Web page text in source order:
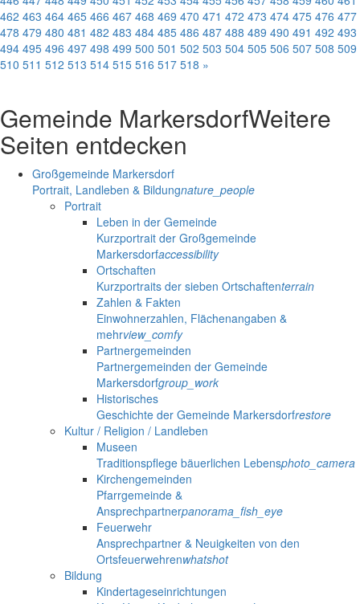
462 463 464 465 466 467 468 469 470 471 472 473 474 475 476 477
478 479 480 481 482 483 484 485 486 487 488 489 490 491 492 493
494 495 496 497 498 499 500 501 502 503 504 505 506 507 508 509
510 511 512 513 514 515 516 517 518 »
Gemeinde MarkersdorfWeitere
Seiten entdecken
Großgemeinde Markersdorf
Portrait, Landleben & Bildungnature_people
Portrait
Leben in der Gemeinde
Kurzportrait der Großgemeinde
Markersdorfaccessibility
Ortschaften
Kurzportraits der sieben Ortschaftenterrain
Zahlen & Fakten
Einwohnerzahlen, Flächenangaben &
mehrview_comfy
Partnergemeinden
Partnergemeinden der Gemeinde
Markersdorfgroup_work
Historisches
Geschichte der Gemeinde Markersdorfrestore
Kultur / Religion / Landleben
Museen
Traditionspflege bäuerlichen Lebensphoto_camera
Kirchengemeinden
Pfarrgemeinde &
Ansprechpartnerpanorama_fish_eye
Feuerwehr
Ansprechpartner & Neuigkeiten von den
Ortsfeuerwehrenwhatshot
Bildung
Kindertageseinrichtungen